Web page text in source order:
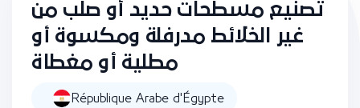
تصنيع مسطحات حديد أو صلب من
غير الخلائط مدرفلة ومكسوة أو
مطلية أو مغطاة
République Arabe d'Égypte